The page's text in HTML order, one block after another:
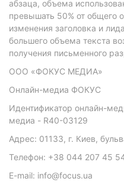
абзаца, объема
превышать 50% от общего
изменения заголовка и
большего объема текста
получения письменного
ООО «ФОКУС МЕДИА»
Онлайн-медиа ФОКУС
Идентификатор онлайн-
медиа - R40-03129
Адрес: 01133, г. Киев,
Телефон: +38 044 207 45
E-mail: info@focus.ua